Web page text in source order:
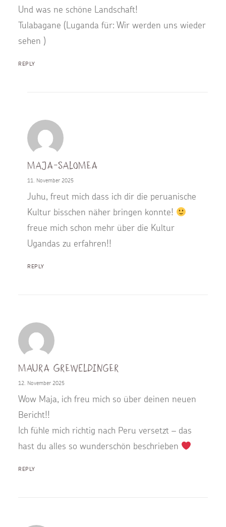
Und was ne schöne Landschaft!
Tulabagane (Luganda für: Wir werden uns wieder
sehen )
REPLY
Maja-Salomea
11. November 2025
Juhu, freut mich dass ich dir die peruanische
Kultur bisschen näher bringen konnte!
freue mich schon mehr über die Kultur
Ugandas zu erfahren!!
REPLY
Maura Greweldinger
12. November 2025
Wow Maja, ich freu mich so über deinen neuen
Bericht!!
Ich fühle mich richtig nach Peru versetzt – das
hast du alles so wunderschön beschrieben
REPLY